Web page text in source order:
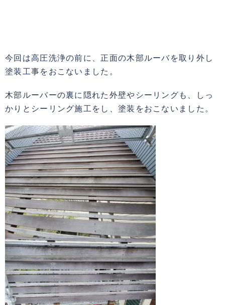
今回は高圧洗浄の前に、正面の木部ルーバを取り外し
塗装工事をおこないました。
木部ルーバーの裏に隠れた外壁やシーリングも、しっ
かりとシーリング施工をし、塗装をおこないました。